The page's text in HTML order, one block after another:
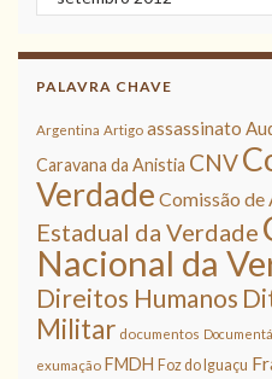
PALAVRA CHAVE
Argentina Artigo assassinato
Caravana da Anistia CNV
Verdade Comissão de
Estadual da Verdade
Nacional da
Direitos Humanos
Militar documentos
exumação FMDH Foz do Iguaçu